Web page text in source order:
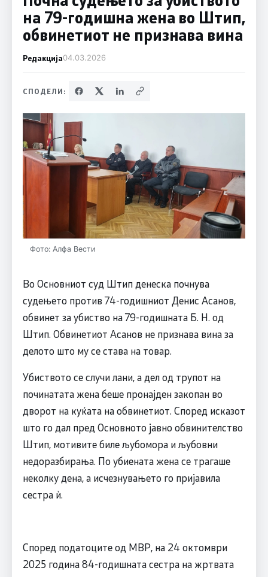
на 79-годишна жена во Штип,
обвинетиот не признава вина
Редакција04.03.2026
СПОДЕЛИ:
Фото: Алфа Вести
Во Основниот суд Штип денеска почнува
судењето против 74-годишниот Денис Асанов,
обвинет за убиство на 79-годишната Б. Н. од
Штип. Обвинетиот Асанов не признава вина за
делото што му се става на товар.
Убиството се случи лани, а дел од трупот на
починатата жена беше пронајден закопан во
дворот на куќата на обвинетиот. Според исказот
што го дал пред Основното јавно обвинителство
Штип, мотивите биле љубомора и љубовни
недоразбирања. По убиената жена се трагаше
неколку дена, а исчезнувањето го пријавила
сестра ѝ.
Според податоците од МВР, на 24 октомври
2025 година 84-годишната сестра на жртвата